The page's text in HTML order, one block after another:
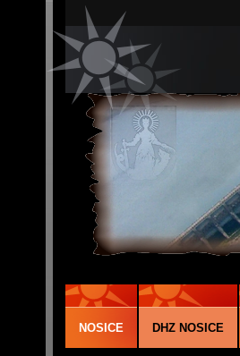
NOSICE DHZ NOSICE